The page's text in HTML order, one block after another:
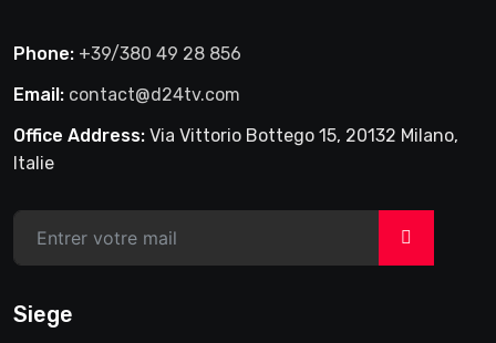
Phone: +39/380 49 28 856
Email: contact@d24tv.com
Office Address: Via Vittorio Bottego 15, 20132 Milano,
Italie
>
Siege